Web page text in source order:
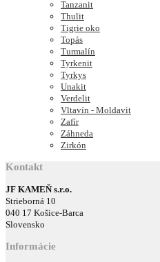
Tanzanit
Thulit
Tigrie oko
Topás
Turmalín
Tyrkenit
Tyrkys
Unakit
Verdelit
Vltavín - Moldavit
Zafír
Záhneda
Zirkón
Kontakt
JF KAMEŇ s.r.o.
Strieborná 10
040 17 Košice-Barca
Slovensko
Informácie